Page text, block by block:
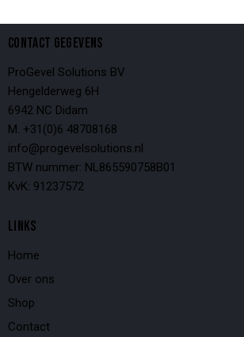
CONTACT GEGEVENS
ProGevel Solutions BV
Hengelderweg 6H
6942 NC Didam
M. +31(0)6 48708168
info@progevelsolutions.nl
BTW nummer: NL865590758B01
KvK: 91237572
LINKS
Home
Over ons
Shop
Contact